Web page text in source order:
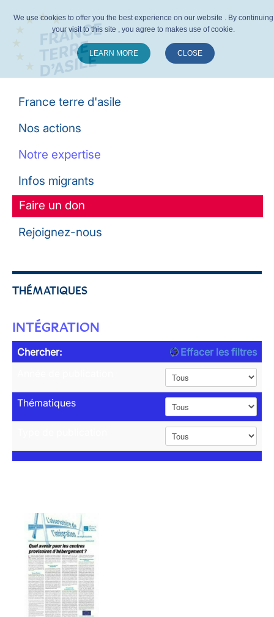
France terre d'asile
Nos actions
Notre expertise
Infos migrants
Faire un don
Rejoignez-nous
THÉMATIQUES
INTÉGRATION
Chercher:
Effacer les filtres
Thématiques
We use cookies to offer you the best experience on our website . By continuing
your visit to this site , you agree to makes use of cookie.
LEARN MORE CLOSE